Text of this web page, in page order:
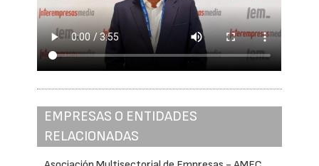
EMPRESAS O ENTIDADES
RELACIONADAS